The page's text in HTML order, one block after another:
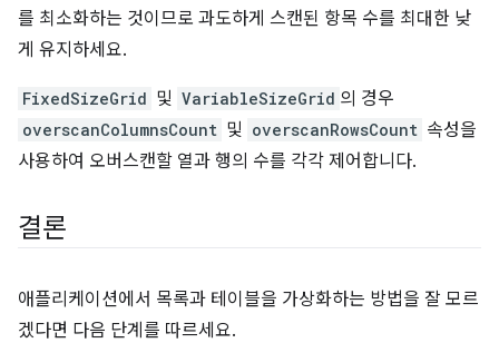
를 최소화하는 것이므로 과도하게 스캔된 항목 수를 최대한 낮
게 유지하세요.
FixedSizeGrid 및 VariableSizeGrid 의 경우
overscanColumnsCount 및 overscanRowsCount 속성을
사용하여 오버스캔할 열과 행의 수를 각각 제어합니다.
결론
애플리케이션에서 목록과 테이블을 가상화하는 방법을 잘 모르
겠다면 다음 단계를 따르세요.